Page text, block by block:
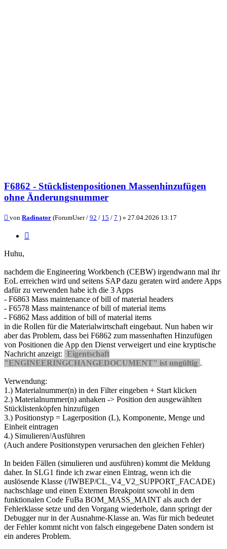
F6862 - Stücklistenpositionen Massenhinzufügen
ohne Änderungsnummer
Beitrag
von Radinator (ForumUser / 92 / 15 / 7 ) » 27.04.2026 13:17
Huhu,
nachdem die Engineering Workbench (CEBW) irgendwann mal ihr
EoL erreichen wird und seitens SAP dazu geraten wird andere Apps
dafür zu verwenden habe ich die 3 Apps
- F6863 Mass maintenance of bill of material headers
- F6578 Mass maintenance of bill of material items
- F6862 Mass addition of bill of material items
in die Rollen für die Materialwirtschaft eingebaut. Nun haben wir
aber das Problem, dass bei F6862 zum massenhaften Hinzufügen
von Positionen die App den Dienst verweigert und eine kryptische
Nachricht anzeigt: Eigentschaft
"ENGINEERINGCHANGEDOCUMENT" ist ungültig .
Verwendung:
1.) Materialnummer(n) in den Filter eingeben + Start klicken
2.) Materialnummer(n) anhaken -> Position den ausgewählten
Stücklistenköpfen hinzufügen
3.) Positionstyp = Lagerposition (L), Komponente, Menge und
Einheit eintragen
4.) Simulieren/Ausführen
(Auch andere Positionstypen verursachen den gleichen Fehler)
In beiden Fällen (simulieren und ausführen) kommt die Meldung
daher. In SLG1 finde ich zwar einen Eintrag, wenn ich die
auslösende Klasse (/IWBEP/CL_V4_V2_SUPPORT_FACADE)
nachschlage und einen Externen Breakpoint sowohl in dem
funktionalen Code FuBa BOM_MASS_MAINT als auch der
Fehlerklasse setze und den Vorgang wiederhole, dann springt der
Debugger nur in der Ausnahme-Klasse an. Was für mich bedeutet
der Fehler kommt nicht von falsch eingegebene Daten sondern ist
ein anderes Problem.